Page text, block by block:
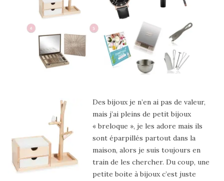
Des bijoux je n’en ai pas de valeur,
mais j’ai pleins de petit bijoux
« breloque », je les adore mais ils
sont éparpillés partout dans la
maison, alors je suis toujours en
train de les chercher. Du coup, une
petite boite à bijoux c’est juste